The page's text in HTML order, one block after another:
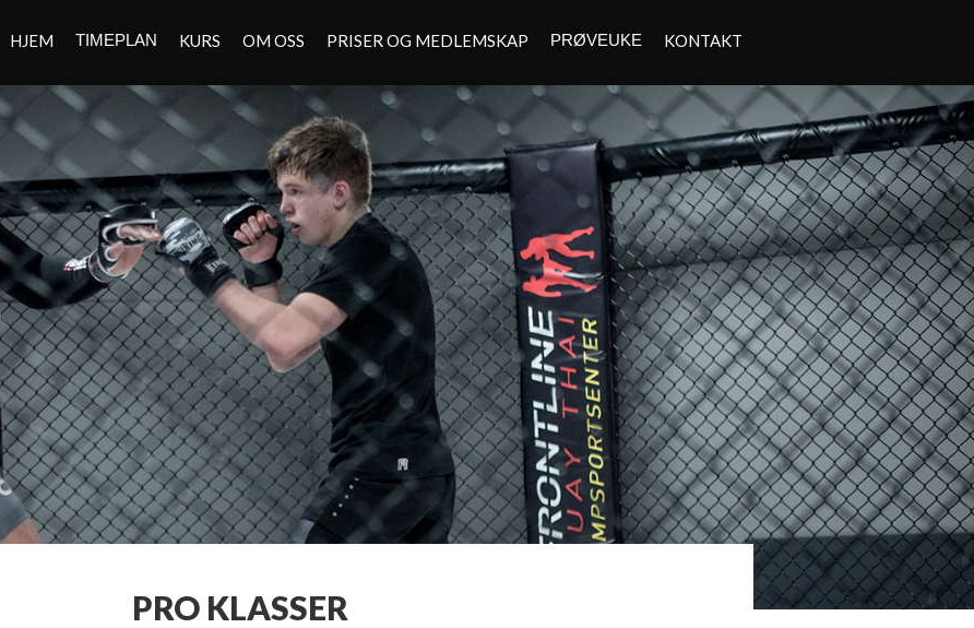
HJEM TIMEPLAN KURS OM OSS PRISER OG MEDLEMSKAP PRØVEUKE KONTAKT
PRO KLASSER